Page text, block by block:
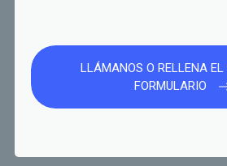
LLÁMANOS O RELLENA EL
FORMULARIO